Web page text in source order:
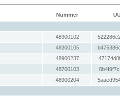
Nummer
48900102
48300105
48900237
48700103
48900204